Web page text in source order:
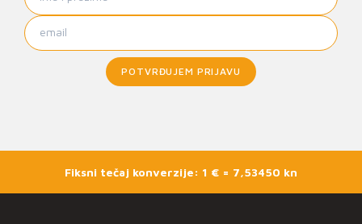
POTVRĐUJEM PRIJAVU
Fiksni tečaj konverzije: 1 € = 7,53450 kn